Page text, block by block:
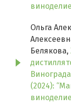
виноделие
Ольга
Белякова,
(2024):
виноделие